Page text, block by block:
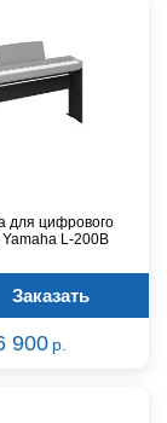
для цифрового
L-200B
Заказать
900 р.